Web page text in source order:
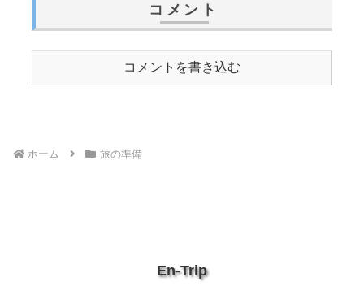
コメント
コメントを書き込む
ホーム 旅の準備
En-Trip